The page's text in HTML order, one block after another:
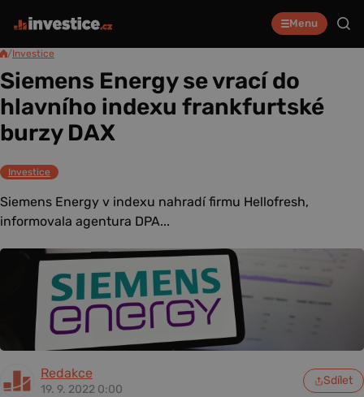
Menu
/Investice
Siemens Energy se vrací do
hlavního indexu frankfurtské
burzy DAX
Investice
Siemens Energy v indexu nahradí firmu Hellofresh,
informovala agentura DPA...
Redakce
19. 9. 2022 0:00
Sdílet